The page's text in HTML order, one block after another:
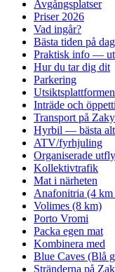
Avgångsplatser
Priser 2026
Vad ingår?
Bästa tiden på
Praktisk info —
Hur du tar dig dit
Parkering
Utsiktsplattformen
Inträde och
Transport på
Hyrbil — bästa
ATV/fyrhjuling
Organiserade
Kollektivtrafik
Mat i närheten
Anafonitria (4 km
Volimes (8 km)
Porto Vromi
Packa egen mat
Kombinera med
Blue Caves (Blå
Stränderna på